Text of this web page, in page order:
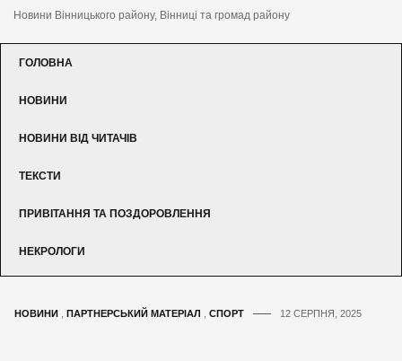
Новини Вінницького району, Вінниці та громад району
ГОЛОВНА
НОВИНИ
НОВИНИ ВІД ЧИТАЧІВ
ТЕКСТИ
ПРИВІТАННЯ ТА ПОЗДОРОВЛЕННЯ
НЕКРОЛОГИ
НОВИНИ ПАРТНЕРСЬКИЙ МАТЕРІАЛ СПОРТ 12 СЕРПНЯ, 2025